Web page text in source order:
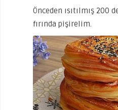
Önceden ısıtılmış 200
fırında pişirelim.